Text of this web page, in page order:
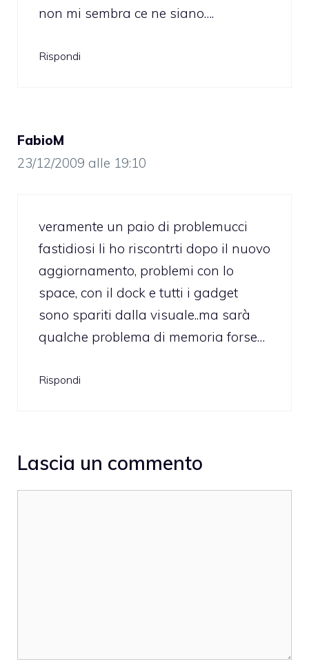
non mi sembra ce ne siano….
Rispondi
FabioM
23/12/2009 alle 19:10
veramente un paio di problemucci
fastidiosi li ho riscontrti dopo il nuovo
aggiornamento, problemi con lo
space, con il dock e tutti i gadget
sono spariti dalla visuale..ma sarà
qualche problema di memoria forse…
Rispondi
Lascia un commento